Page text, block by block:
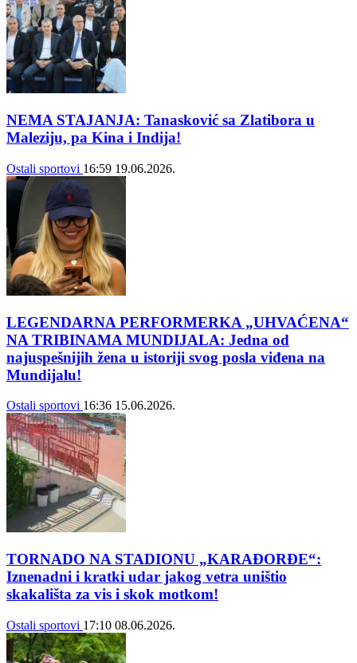
NEMA STAJANJA: Tanasković sa Zlatibora u
Maleziju, pa Kina i Indija!
Ostali sportovi 16:59 19.06.2026.
LEGENDARNA PERFORMERKA „UHVAĆENA“
NA TRIBINAMA MUNDIJALA: Jedna od
najuspešnijih žena u istoriji svog posla viđena na
Mundijalu!
Ostali sportovi 16:36 15.06.2026.
TORNADO NA STADIONU „KARAĐORĐE“:
Iznenadni i kratki udar jakog vetra uništio
skakališta za vis i skok motkom!
Ostali sportovi 17:10 08.06.2026.